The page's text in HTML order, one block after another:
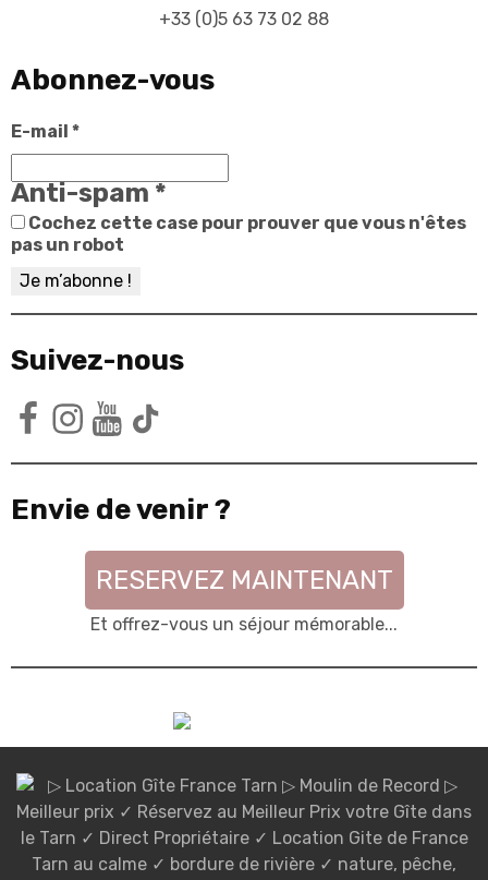
+33 (0)5 63 73 02 88
Abonnez-vous
E-mail *
Anti-spam*
Cochez cette case pour prouver que vous n'êtes
pas un robot
Suivez-nous
FacebookInstagramYouTube
TikTok
Envie de venir ?
RESERVEZ MAINTENANT
Et offrez-vous un séjour mémorable...